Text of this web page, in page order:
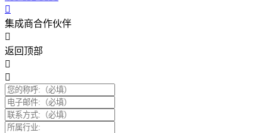
集成商合作伙伴
返回顶部